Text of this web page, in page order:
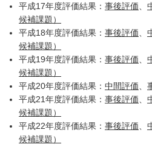
平成17年度評価結果： 事後評価
候補課題）
平成18年度評価結果： 事後評価
候補課題）
平成19年度評価結果： 事後評価
候補課題）
平成20年度評価結果： 中間評価
平成21年度評価結果： 事後評価
候補課題）
平成22年度評価結果： 事後評価
候補課題）